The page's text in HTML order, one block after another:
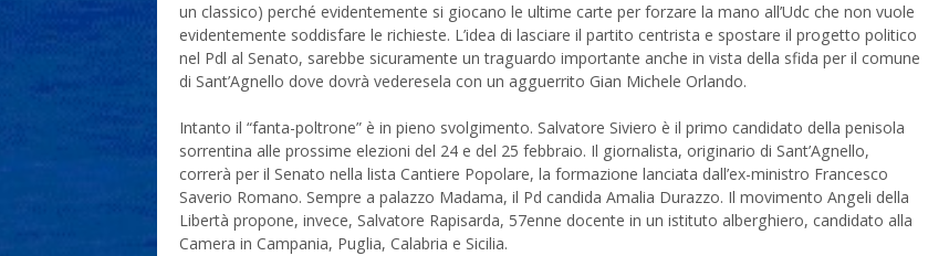
un classico) perché evidentemente si giocano le ultime carte per forzare la mano all’Udc che non vuole
evidentemente soddisfare le richieste. L’idea di lasciare il partito centrista e spostare il progetto politico
nel Pdl al Senato, sarebbe sicuramente un traguardo importante anche in vista della sfida per il comune
di Sant’Agnello dove dovrà vederesela con un agguerrito Gian Michele Orlando.
Intanto il “fanta-poltrone” è in pieno svolgimento. Salvatore Siviero è il primo candidato della penisola
sorrentina alle prossime elezioni del 24 e del 25 febbraio. Il giornalista, originario di Sant’Agnello,
correrà per il Senato nella lista Cantiere Popolare, la formazione lanciata dall’ex-ministro Francesco
Saverio Romano. Sempre a palazzo Madama, il Pd candida Amalia Durazzo. Il movimento Angeli della
Libertà propone, invece, Salvatore Rapisarda, 57enne docente in un istituto alberghiero, candidato alla
Camera in Campania, Puglia, Calabria e Sicilia.